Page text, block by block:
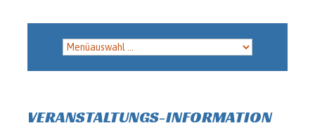
VERANSTALTUNGS-INFORMATION